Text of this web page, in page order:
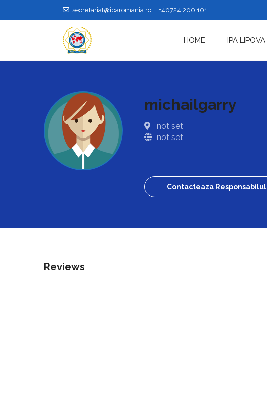
secretariat@iparomania.ro +40724 200 101
HOME IPA LIPOVA
michailgarry
not set
not set
Contacteaza Responsabilul
Reviews